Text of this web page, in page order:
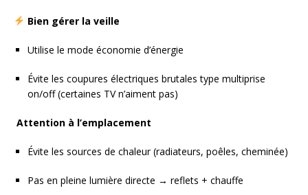
Bien gérer la veille
Utilise le mode économie d’énergie
Évite les coupures électriques brutales type multiprise
on/off (certaines TV n’aiment pas)
️ Attention à l’emplacement
Évite les sources de chaleur (radiateurs, poêles, cheminée)
Pas en pleine lumière directe → reflets + chauffe